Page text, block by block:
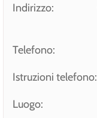
Indirizzo:
Telefono:
Istruzioni telefono:
Luogo: